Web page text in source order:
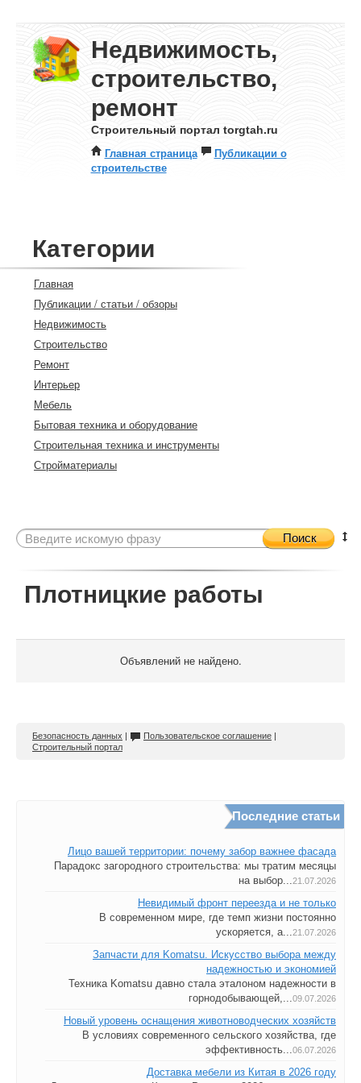
Недвижимость,
строительство,
ремонт
Строительный портал torgtah.ru
Главная страница
Публикации о
строительстве
Категории
Главная
Публикации / статьи / обзоры
Недвижимость
Строительство
Ремонт
Интерьер
Мебель
Бытовая техника и оборудование
Строительная техника и инструменты
Стройматериалы
Поиск
Плотницкие работы
Объявлений не найдено.
Безопасность данных | Пользовательское соглашение |
Строительный портал
Последние статьи
Лицо вашей территории: почему забор важнее фасада
Парадокс загородного строительства: мы тратим месяцы
на выбор...21.07.2026
Невидимый фронт переезда и не только
В современном мире, где темп жизни постоянно
ускоряется, а...21.07.2026
Запчасти для Komatsu. Искусство выбора между
надежностью и экономией
Техника Komatsu давно стала эталоном надежности в
горнодобывающей,...09.07.2026
Новый уровень оснащения животноводческих хозяйств
В условиях современного сельского хозяйства, где
эффективность...06.07.2026
Доставка мебели из Китая в 2026 году